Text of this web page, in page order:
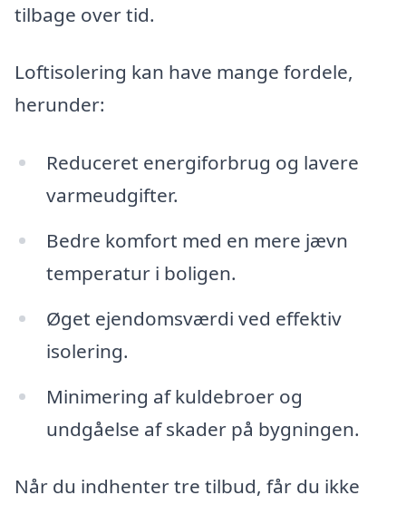
tilbage over tid.
Loftisolering kan have mange fordele,
herunder:
Reduceret energiforbrug og lavere
varmeudgifter.
Bedre komfort med en mere jævn
temperatur i boligen.
Øget ejendomsværdi ved effektiv
isolering.
Minimering af kuldebroer og
undgåelse af skader på bygningen.
Når du indhenter tre tilbud, får du ikke